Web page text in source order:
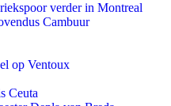
verder in Montreal
Cambuur
op Ventoux
Ceuta